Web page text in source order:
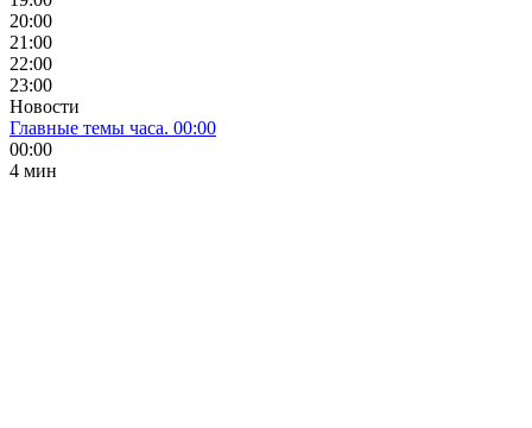
20:00
21:00
22:00
23:00
Новости
Главные темы часа. 00:00
00:00
4 мин